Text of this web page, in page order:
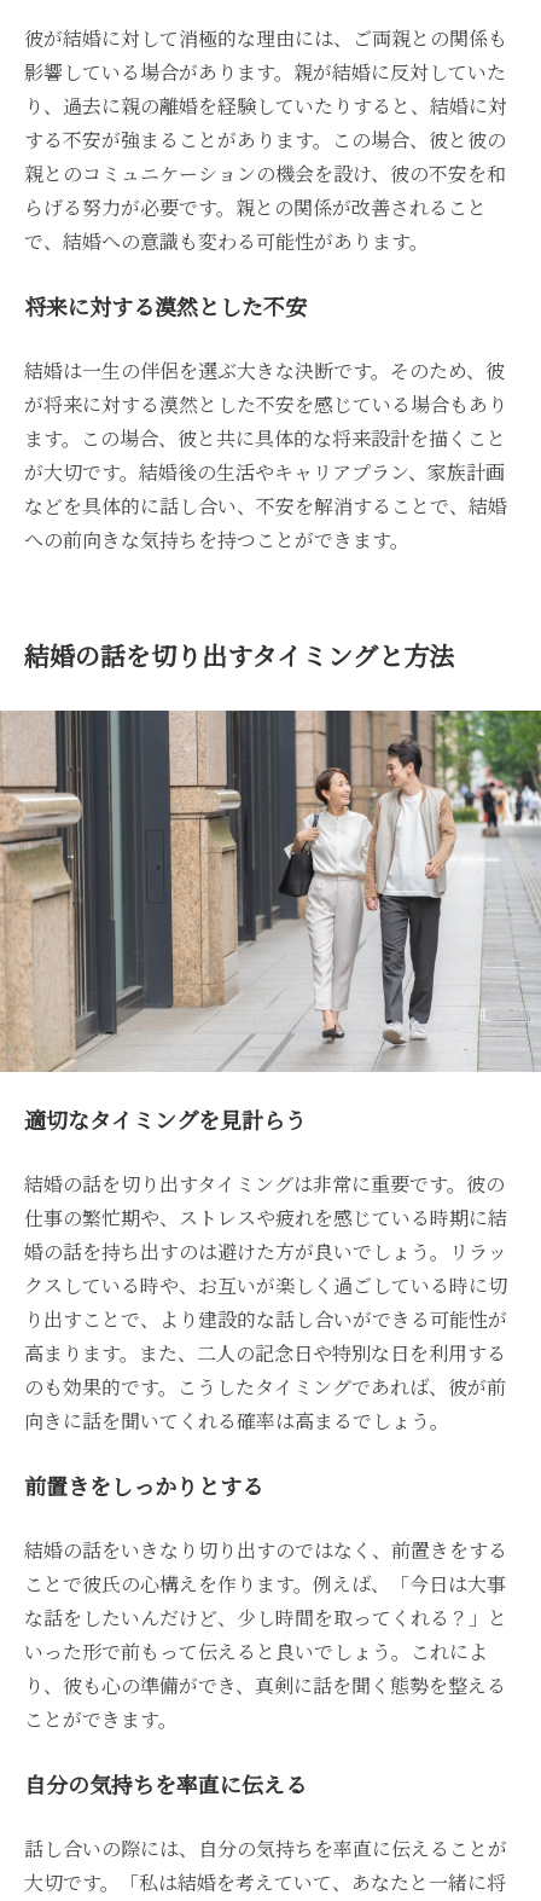
彼が結婚に対して消極的な理由には、ご両親との関係も
影響している場合があります。親が結婚に反対していた
り、過去に親の離婚を経験していたりすると、結婚に対
する不安が強まることがあります。この場合、彼と彼の
親とのコミュニケーションの機会を設け、彼の不安を和
らげる努力が必要です。親との関係が改善されること
で、結婚への意識も変わる可能性があります。
将来に対する漠然とした不安
結婚は一生の伴侶を選ぶ大きな決断です。そのため、彼
が将来に対する漠然とした不安を感じている場合もあり
ます。この場合、彼と共に具体的な将来設計を描くこと
が大切です。結婚後の生活やキャリアプラン、家族計画
などを具体的に話し合い、不安を解消することで、結婚
への前向きな気持ちを持つことができます。
結婚の話を切り出すタイミングと方法
適切なタイミングを見計らう
結婚の話を切り出すタイミングは非常に重要です。彼の
仕事の繁忙期や、ストレスや疲れを感じている時期に結
婚の話を持ち出すのは避けた方が良いでしょう。リラッ
クスしている時や、お互いが楽しく過ごしている時に切
り出すことで、より建設的な話し合いができる可能性が
高まります。また、二人の記念日や特別な日を利用する
のも効果的です。こうしたタイミングであれば、彼が前
向きに話を聞いてくれる確率は高まるでしょう。
前置きをしっかりとする
結婚の話をいきなり切り出すのではなく、前置きをする
ことで彼氏の心構えを作ります。例えば、「今日は大事
な話をしたいんだけど、少し時間を取ってくれる？」と
いった形で前もって伝えると良いでしょう。これによ
り、彼も心の準備ができ、真剣に話を聞く態勢を整える
ことができます。
自分の気持ちを率直に伝える
話し合いの際には、自分の気持ちを率直に伝えることが
大切です。「私は結婚を考えていて、あなたと一緒に将